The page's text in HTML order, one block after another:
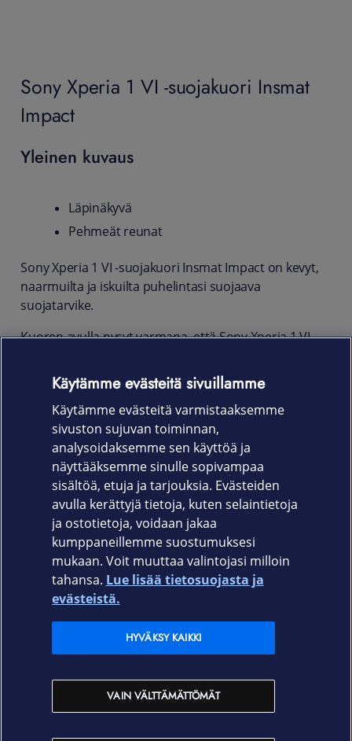
Sony Xperia 1 VI -suojakuori Insmat
Impact
Yleinen kuvaus
Läpinäkyvä
Pehmeät reunat
Sony Xperia 1 VI -suojakuori Insmat Impact on kevyt,
naarmuilta ja iskuilta puhelintasi suojaava
suojatarvike.
Kuoren avulla pysyt varmana, että Sony Xperia 1 VI -
kulumaan kovemmassakaan käytössä. Suojakuori on
helppo asentaa puhelimeesi ja sen pehmeät reunat
vaimentavat iskua mikäli otteesi lipeää puhelimestasi.
Tuotekoodi
650-1257
Elisa.fi
Elisan myymälät
Käytämme evästeitä sivuillamme
Käytämme evästeitä varmistaaksemme
sivuston sujuvan toiminnan,
analysoidaksemme sen käyttöä ja
näyttääksemme sinulle sopivampaa
sisältöä, etuja ja tarjouksia. Evästeiden
avulla kerättyjä tietoja, kuten selaintietoja
ja ostotietoja, voidaan jakaa
kumppaneillemme suostumuksesi
mukaan. Voit muuttaa valintojasi milloin
tahansa. Lue lisää tietosuojasta ja
evästeistä.
VAIN VÄLTTÄMÄTTÖMÄT
HYVÄKSY KAIKKI